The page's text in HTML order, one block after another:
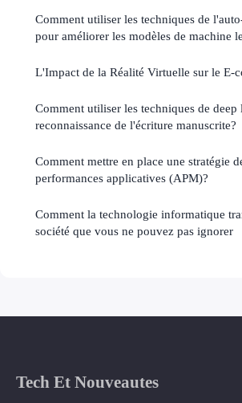
Comment utiliser les techniques de
pour améliorer les modèles de machine
L'Impact de la Réalité Virtuelle sur le E-
Comment utiliser les techniques de
reconnaissance de l'écriture manuscrite?
Comment mettre en place une stratégie
performances applicatives (APM)?
Comment la technologie informatique
société que vous ne pouvez pas ignorer
Tech Et Nouveautes